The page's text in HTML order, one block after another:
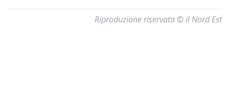
Riproduzione riservata © il Nord Est